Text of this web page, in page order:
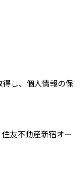
し、個人情報の保
友不動産新宿オー